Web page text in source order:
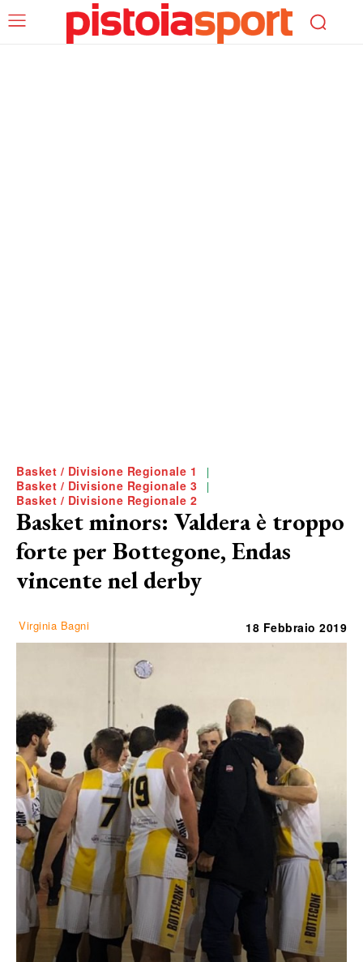
Basket / Divisione Regionale 1
Basket / Divisione Regionale 3
Basket / Divisione Regionale 2
Basket minors: Valdera è troppo
forte per Bottegone, Endas
vincente nel derby
Virginia Bagni 18 Febbraio 2019